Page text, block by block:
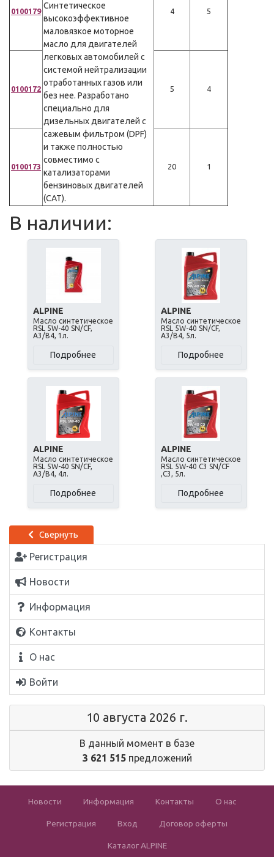
Свернуть
Регистрация
Новости
Информация
Контакты
О нас
Войти
10 августа 2026 г.
В данный момент в базе
3 621 515предложений
Синтетическое
высокоэффективное
маловязкое моторное
масло для двигателей
легковых автомобилей с
системой нейтрализации
отработанных газов или
без нее. Разработано
специально для
дизельных двигателей с
сажевым фильтром (DPF)
и также полностью
совместимо с
катализаторами
бензиновых двигателей
(CAT).
0100179 4 5
0100172 5 4
0100173 20 1
В наличии:
ALPINE
Масло синтетическое
RSL 5W-40 SN/CF,
A3/B4, 1л.
Подробнее
ALPINE
Масло синтетическое
RSL 5W-40 SN/CF,
A3/B4, 5л.
Подробнее
ALPINE
Масло синтетическое
RSL 5W-40 SN/CF,
A3/B4, 4л.
Подробнее
ALPINE
Масло синтетическое
RSL 5W-40 C3 SN/CF
,C3, 5л.
Подробнее
Новости Информация Контакты О нас
Регистрация Вход Договор оферты
Каталог ALPINE